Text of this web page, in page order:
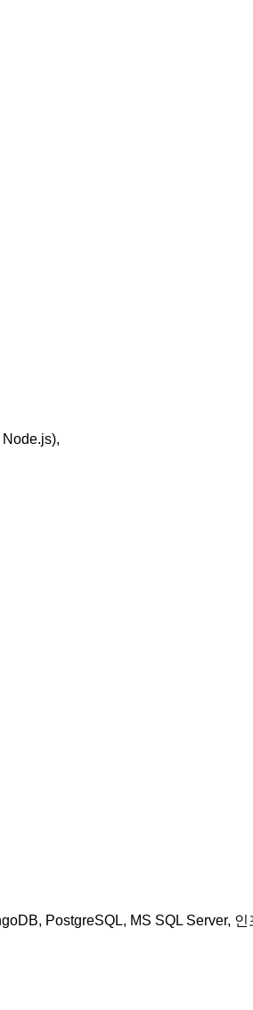
PostgreSQL, MS SQL Server,